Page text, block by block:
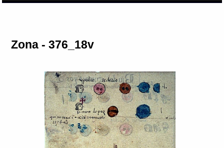
Zona - 376_18v